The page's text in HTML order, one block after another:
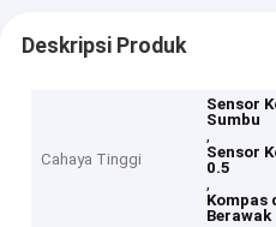
Deskripsi Produk
Cahaya Tinggi
Sensor
Sumbu
,
Sensor
0.5
,
Kompas
Berawak